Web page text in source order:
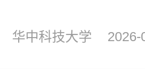
华中科技大学 2026-